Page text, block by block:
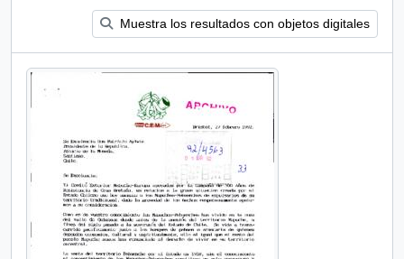
Muestra los resultados con objetos digitales